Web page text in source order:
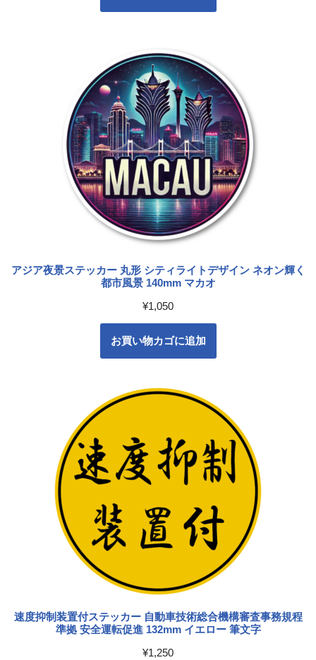
アジア夜景ステッカー 丸形 シティライトデザイン ネオン輝く
都市風景 140mm マカオ
¥1,050
お買い物カゴに追加
速度抑制装置付ステッカー 自動車技術総合機構審査事務規程
準拠 安全運転促進 132mm イエロー 筆文字
¥1,250